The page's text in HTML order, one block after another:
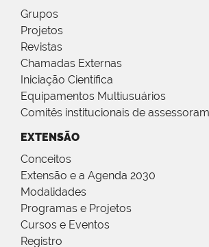
Grupos
Projetos
Revistas
Chamadas Externas
Iniciação Científica
Equipamentos Multiusuários
Comitês institucionais de
EXTENSÃO
Conceitos
Extensão e a Agenda 2030
Modalidades
Programas e Projetos
Cursos e Eventos
Registro